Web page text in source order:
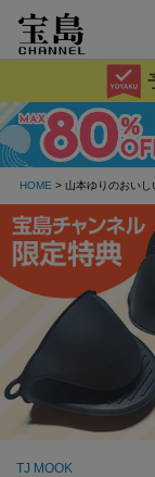
HOME > 山本ゆりのおいし
TJ MOOK